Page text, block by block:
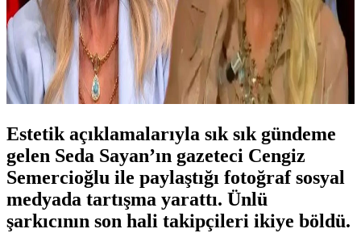
Estetik açıklamalarıyla sık sık gündeme
gelen Seda Sayan’ın gazeteci Cengiz
Semercioğlu ile paylaştığı fotoğraf sosyal
medyada tartışma yarattı. Ünlü
şarkıcının son hali takipçileri ikiye böldü.